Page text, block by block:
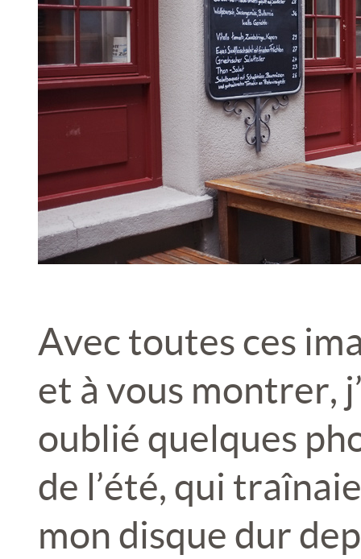
Avec toutes ces
et à vous montrer,
oublié quelques
de l’été, qui
mon disque dur